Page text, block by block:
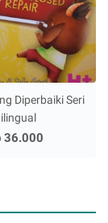
Diperbaiki Seri
36.000